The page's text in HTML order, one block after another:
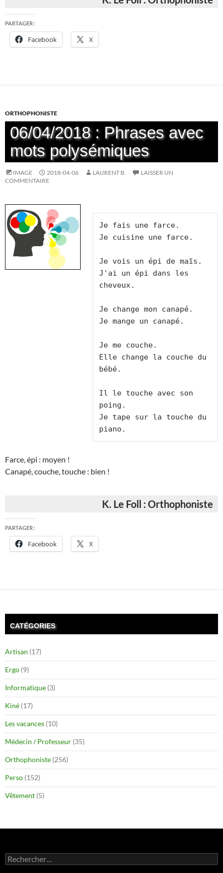
PARTAGER :
Facebook X
ORTHOPHONISTE
06/04/2018 : Phrases avec
mots polysémiques
IMAGE 2018-04-06 LAURENT B.
LAISSER UN
COMMENTAIRE
Je fais une farce.
Je cuisine une farce.
Je vois un épi de maïs.
J'ai un épi dans les
cheveux.
Je change mon canapé.
Je mange un canapé.
Je me couche.
Elle change la couche du
bébé.
Il le touche avec son
poing.
Je tape sur la touche du
Farce, épi : moyen !
Canapé, couche, touche : bien !
K. Le Foll : Orthophoniste
PARTAGER :
Facebook X
CATÉGORIES
Artisan (17)
Ergo (9)
Informatique (3)
Kiné (17)
Les vacances (10)
Médecin / Professeur (35)
Orthophoniste (256)
Perso (152)
Vêtement (5)
Rechercher :